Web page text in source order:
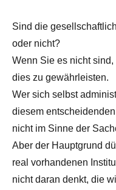
Sind die
oder nicht?
Wenn Sie es nicht
dies zu gewährleisten.
Wer sich selbst
diesem
nicht im Sinne der
Aber der Hauptgrund
real vorhandenen
nicht daran denkt, die